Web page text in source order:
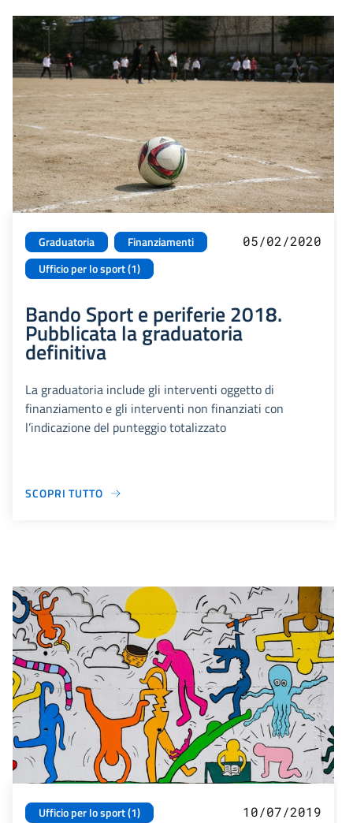
Graduatoria
Finanziamenti
Ufficio per lo sport (1)
05/02/2020
Bando Sport e periferie 2018.
Pubblicata la graduatoria
definitiva
La graduatoria include gli interventi oggetto di
finanziamento e gli interventi non finanziati con
l’indicazione del punteggio totalizzato
SCOPRI TUTTO
Ufficio per lo sport (1)
10/07/2019